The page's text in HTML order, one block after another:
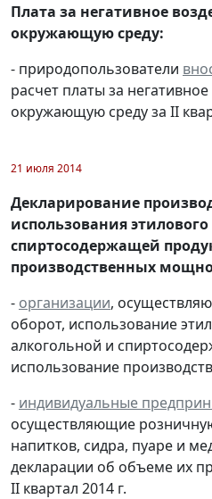
Плата за негативное
окружающую среду:
- природопользователи
расчет платы за
окружающую среду за II
21 июля 2014
Декларирование
использования
спиртосодержащей
производственных
- организации,
оборот, использование
алкогольной и
использование
- индивидуальные
осуществляющие
напитков, сидра, пуаре и
декларации об объеме их
II квартал 2014 г.